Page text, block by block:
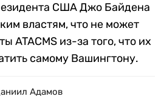
США Джо Байдена
властям, что не может
ATACMS из-за того, что их
самому Вашингтону.
Адамов